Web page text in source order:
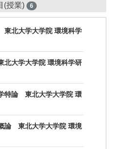
(授業) 6
北大学大学院 環境科学
大学大学院 環境科学研
特論 東北大学大学院 環
論 東北大学大学院 環境